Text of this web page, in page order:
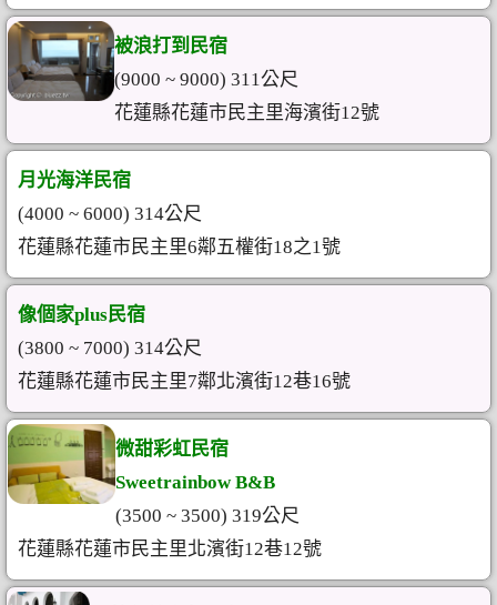
被浪打到民宿
(9000 ~ 9000) 311公尺
花蓮縣花蓮市民主里海濱街12號
月光海洋民宿
(4000 ~ 6000) 314公尺
花蓮縣花蓮市民主里6鄰五權街18之1號
像個家plus民宿
(3800 ~ 7000) 314公尺
花蓮縣花蓮市民主里7鄰北濱街12巷16號
微甜彩虹民宿
Sweetrainbow B&B
(3500 ~ 3500) 319公尺
花蓮縣花蓮市民主里北濱街12巷12號